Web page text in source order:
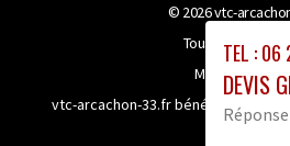
TEL :
DEVIS
© 2026vtc-
Tous droits
Mentions
vtc-arcachon-33.fr bénéficie de la